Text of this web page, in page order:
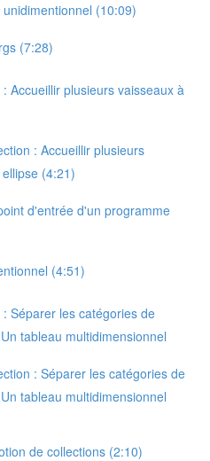
(10:09)
(7:28)
Accueillir plusieurs vaisseaux à
: Accueillir plusieurs
(4:21)
d'entrée d'un programme
(4:51)
Séparer les catégories de
tableau multidimensionnel
: Séparer les catégories de
tableau multidimensionnel
de collections (2:10)